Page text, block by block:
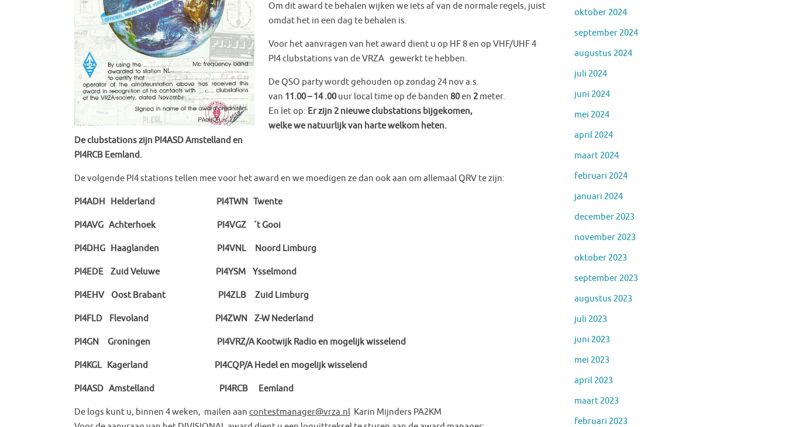
Om dit award te behalen wijken we iets af van de normale regels, juist
omdat het in een dag te behalen is.
Voor het aanvragen van het award dient u op HF 8 en op VHF/UHF 4
PI4 clubstations van de VRZA gewerkt te hebben.
De QSO party wordt gehouden op zondag 24 nov a.s.
van 11.00 – 14 .00uur local time op de banden 80en 2 meter.
En let op: Er zijn 2 nieuwe clubstations bijgekomen,
welke we natuurlijk van harte welkom heten.
Declubstations zijn PI4ASD Amstelland en
PI4RCB Eemland.
De volgende PI4 stations tellen mee voor het award en we moedigen ze dan ook aan om allemaal QRV te zijn:
PI4ADH Helderland PI4TWN Twente
PI4AVG Achterhoek PI4VGZ ´t Gooi
PI4DHG Haaglanden PI4VNL Noord Limburg
PI4EDE Zuid Veluwe PI4YSM Ysselmond
PI4EHV Oost Brabant PI4ZLB Zuid Limburg
PI4FLD Flevoland PI4ZWN Z-W Nederland
PI4GN Groningen PI4VRZ/A Kootwijk Radio en mogelijk wisselend
PI4KGL Kagerland PI4CQP/A Hedel en mogelijk wisselend
PI4ASD Amstelland PI4RCB Eemland
De logs kunt u, binnen 4 weken, mailen aan contestmanager@vrza.nl Karin Mijnders PA2KM
oktober 2024
september 2024
augustus 2024
juli 2024
juni 2024
mei 2024
april 2024
maart 2024
februari 2024
januari 2024
december 2023
november 2023
oktober 2023
september 2023
augustus 2023
juli 2023
juni 2023
mei 2023
april 2023
maart 2023
februari 2023